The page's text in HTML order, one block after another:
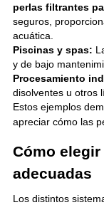
perlas filtrantes
seguros,
acuática.
Piscinas y spas:
y de bajo
Procesamiento
disolventes u otros
Estos ejemplos
apreciar cómo las
Cómo
adecuadas
Los distintos